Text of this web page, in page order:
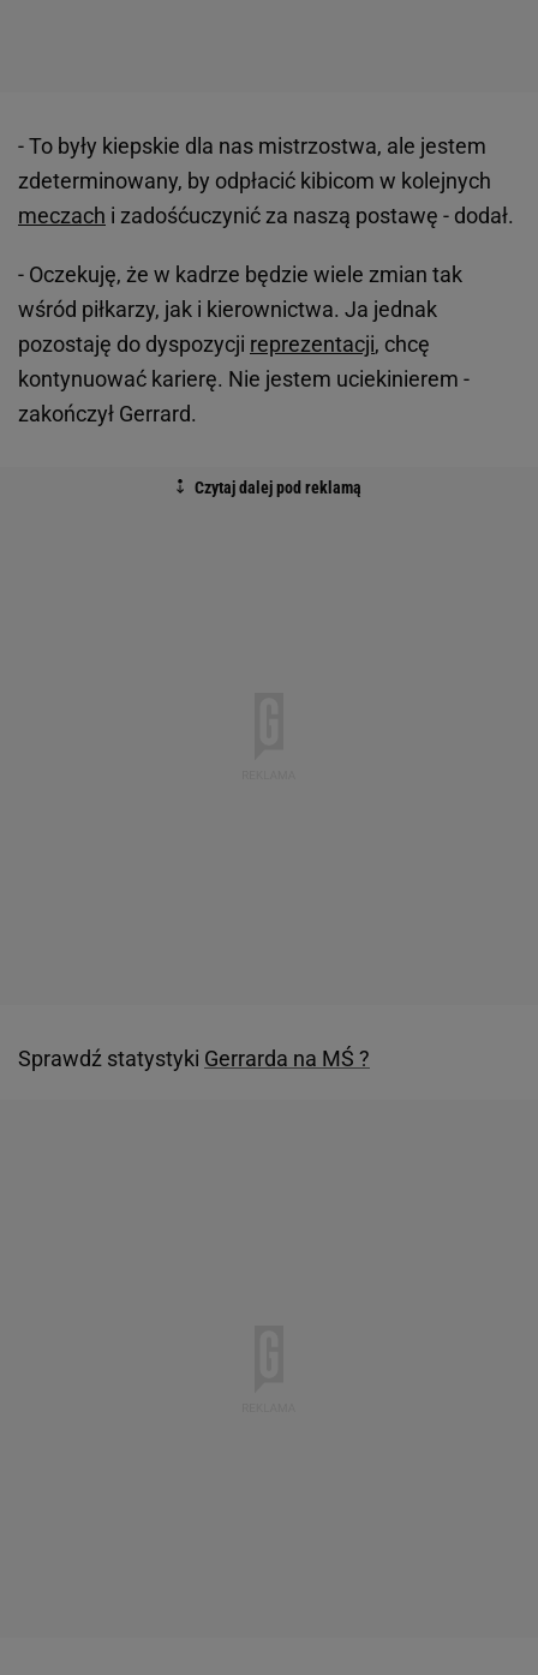
- To były kiepskie dla nas mistrzostwa, ale jestem
zdeterminowany, by odpłacić kibicom w kolejnych
meczach i zadośćuczynić za naszą postawę - dodał.
- Oczekuję, że w kadrze będzie wiele zmian tak
wśród piłkarzy, jak i kierownictwa. Ja jednak
pozostaję do dyspozycji reprezentacji, chcę
kontynuować karierę. Nie jestem uciekinierem -
zakończył Gerrard.
Sprawdź statystyki Gerrarda na MŚ ?